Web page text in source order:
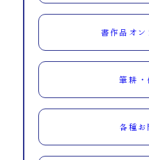
書作品オン
筆耕・
各種お